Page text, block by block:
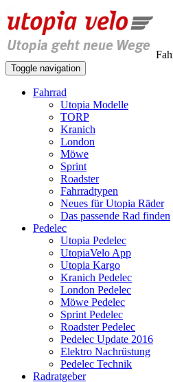
Toggle navigation
Fahrrad
Utopia Modelle
TORP
Kranich
London
Möwe
Sprint
Roadster
Fahrradtypen
Neues für Utopia Räder
Das passende Rad finden
Pedelec
Utopia Pedelec
UtopiaVelo App
Utopia Kargo
Kranich Pedelec
London Pedelec
Möwe Pedelec
Sprint Pedelec
Roadster Pedelec
Pedelec Update 2016
Elektro Nachrüstung
Pedelec Technik
Radratgeber